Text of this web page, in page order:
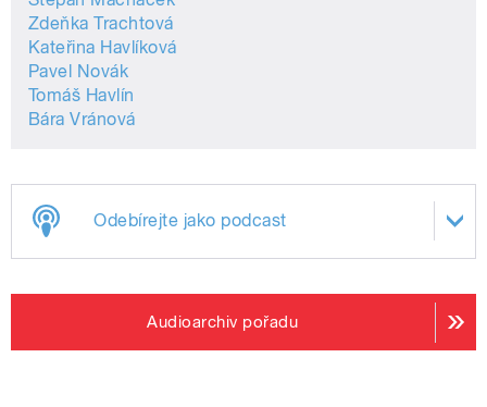
Zdeňka Trachtová
Kateřina Havlíková
Pavel Novák
Tomáš Havlín
Bára Vránová
Odebírejte jako podcast
Audioarchiv pořadu